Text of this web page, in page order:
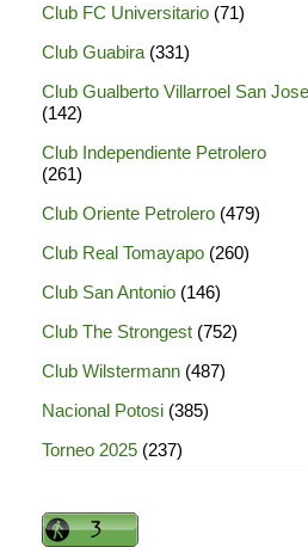
Club FC Universitario (71)
Club Guabira (331)
Club Gualberto Villarroel San Jose
(142)
Club Independiente Petrolero
(261)
Club Oriente Petrolero (479)
Club Real Tomayapo (260)
Club San Antonio (146)
Club The Strongest (752)
Club Wilstermann (487)
Nacional Potosi (385)
Torneo 2025 (237)